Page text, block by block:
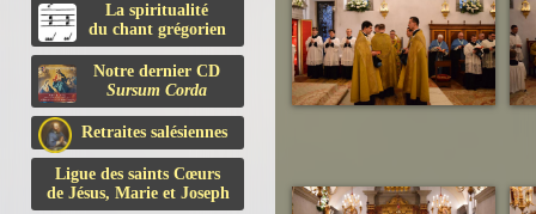
La spiritualité
du chant grégorien
Notre dernier CD
Sursum Corda
Retraites salésiennes
Ligue des saints Cœurs
de Jésus, Marie et Joseph